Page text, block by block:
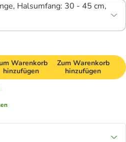
Halsumfang: 30 - 45 cm,
Warenkorb
hinzufügen
Zum Warenkorb
hinzufügen